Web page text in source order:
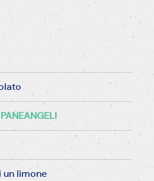
un limone